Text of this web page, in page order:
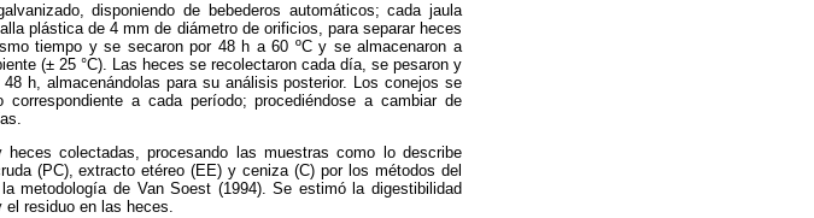
disponiendo de bebederos automáticos; cada jaula
plástica de 4 mm de diámetro de orificios, para separar heces
tiempo y se secaron por 48 h a 60 ºC y se almacenaron a
(± 25 °C). Las heces se recolectaron cada día, se pesaron y
h, almacenándolas para su análisis posterior. Los conejos se
a cada período; procediéndose a cambiar de
colectadas, procesando las muestras como lo describe
(PC), extracto etéreo (EE) y ceniza (C) por los métodos del
metodología de Van Soest (1994). Se estimó la digestibilidad
el residuo en las heces.